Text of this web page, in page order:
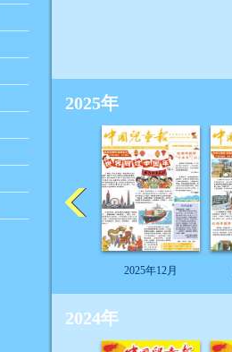
2025年
2025年12月
2024年